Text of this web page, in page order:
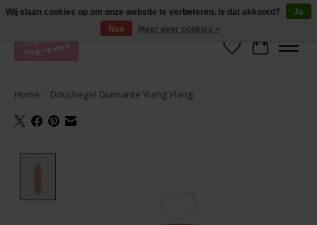
De lekkerste geuren wasparfum in uw eigen shop. Testers nodig? Ga naar
producten --> wasparfum --> geurtester
Verlanglijst
Home Douchegel Diamante Ylang Ylang
Wij slaan cookies op om onze website te verbeteren. Is dat akkoord?
Ja
Nee
Meer over cookies »